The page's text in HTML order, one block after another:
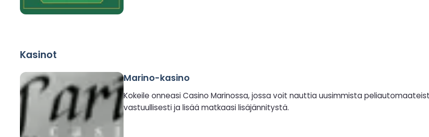
Kasinot
Marino-kasino
Kokeile onneasi Casino Marinossa, jossa voit nauttia uusimmista
vastuullisesti ja lisää matkaasi lisäjännitystä.